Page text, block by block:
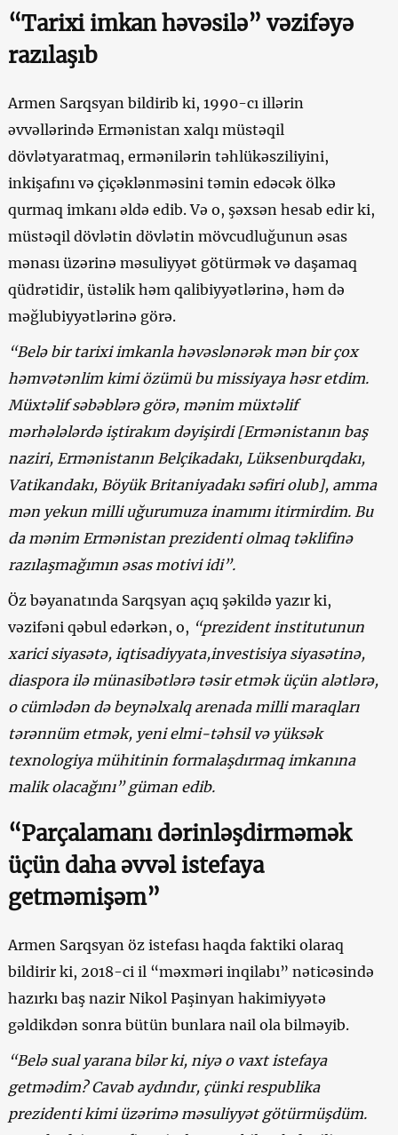
“Tarixi imkan həvəsilə” vəzifəyə
razılaşıb
Armen Sarqsyan bildirib ki, 1990-cı illərin
əvvəllərində Ermənistan xalqı müstəqil
dövlətyaratmaq, ermənilərin təhlükəsziliyini,
inkişafını və çiçəklənməsini təmin edəcək ölkə
qurmaq imkanı əldə edib. Və o, şəxsən hesab edir ki,
müstəqil dövlətin dövlətin mövcudluğunun əsas
mənası üzərinə məsuliyyət götürmək və daşamaq
qüdrətidir, üstəlik həm qalibiyyətlərinə, həm də
məğlubiyyətlərinə görə.
“Belə bir tarixi imkanla həvəslənərək mən bir çox
həmvətənlim kimi özümü bu missiyaya həsr etdim.
Müxtəlif səbəblərə görə, mənim müxtəlif
mərhələlərdə iştirakım dəyişirdi [Ermənistanın baş
naziri, Ermənistanın Belçikadakı, Lüksenburqdakı,
Vatikandakı, Böyük Britaniyadakı səfiri olub], amma
mən yekun milli uğurumuza inamımı itirmirdim. Bu
da mənim Ermənistan prezidenti olmaq təklifinə
razılaşmağımın əsas motivi idi”.
Öz bəyanatında Sarqsyan açıq şəkildə yazır ki,
vəzifəni qəbul edərkən, o, “prezident institutunun
xarici siyasətə, iqtisadiyyata,investisiya siyasətinə,
diaspora ilə münasibətlərə təsir etmək üçün alətlərə,
o cümlədən də beynəlxalq arenada milli maraqları
tərənnüm etmək, yeni elmi-təhsil və yüksək
texnologiya mühitinin formalaşdırmaq imkanına
malik olacağını” güman edib.
“Parçalamanı dərinləşdirməmək
üçün daha əvvəl istefaya
getməmişəm”
Armen Sarqsyan öz istefası haqda faktiki olaraq
bildirir ki, 2018-ci il “məxməri inqilabı” nəticəsində
hazırkı baş nazir Nikol Paşinyan hakimiyyətə
gəldikdən sonra bütün bunlara nail ola bilməyib.
“Belə sual yarana bilər ki, niyə o vaxt istefaya
getmədim? Cavab aydındır, çünki respublika
prezidenti kimi üzərimə məsuliyyət götürmüşdüm.